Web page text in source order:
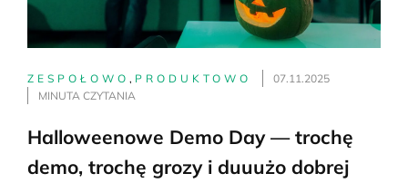
ZESPOŁOWO , PRODUKTOWO
07.11.2025
MINUTA CZYTANIA
Halloweenowe Demo Day — trochę
demo, trochę grozy i duuużo dobrej